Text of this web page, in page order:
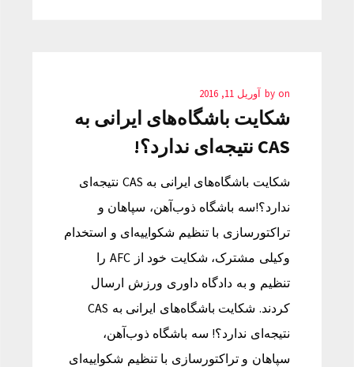
by on آوریل 11, 2016
شکایت باشگاه‌های ایرانی به
CAS نتیجه‌ای ندارد؟!
شکایت باشگاه‌های ایرانی به CAS نتیجه‌ای
ندارد؟!سه باشگاه ذوب‌آهن، سپاهان و
تراکتورسازی با تنظیم شکواییه‌ای و استخدام
وکیلی مشترک، شکایت خود از AFC را
تنظیم و به دادگاه داوری ورزش ارسال
کردند. شکایت باشگاه‌های ایرانی به CAS
نتیجه‌ای ندارد؟! سه باشگاه ذوب‌آهن،
سپاهان و تراکتورسازی با تنظیم شکواییه‌ای